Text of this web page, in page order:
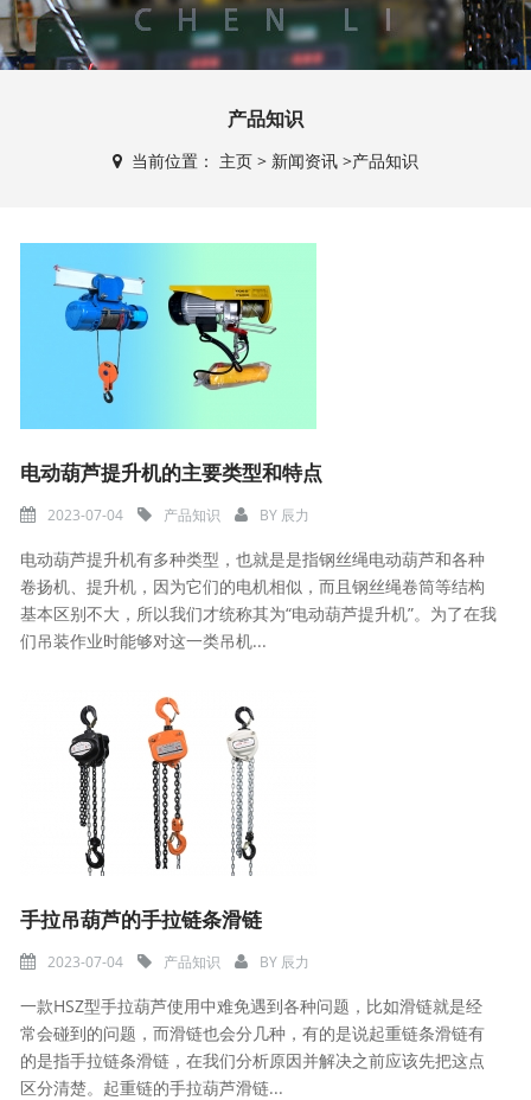
产品知识
当前位置： 主页> 新闻资讯>产品知识
电动葫芦提升机的主要类型和特点
2023-07-04 产品知识 BY 辰力
电动葫芦提升机有多种类型，也就是是指钢丝绳电动葫芦和各种
卷扬机、提升机，因为它们的电机相似，而且钢丝绳卷筒等结构
基本区别不大，所以我们才统称其为“电动葫芦提升机”。为了在我
们吊装作业时能够对这一类吊机...
手拉吊葫芦的手拉链条滑链
2023-07-04 产品知识 BY 辰力
一款HSZ型手拉葫芦使用中难免遇到各种问题，比如滑链就是经
常会碰到的问题，而滑链也会分几种，有的是说起重链条滑链有
的是指手拉链条滑链，在我们分析原因并解决之前应该先把这点
区分清楚。起重链的手拉葫芦滑链...